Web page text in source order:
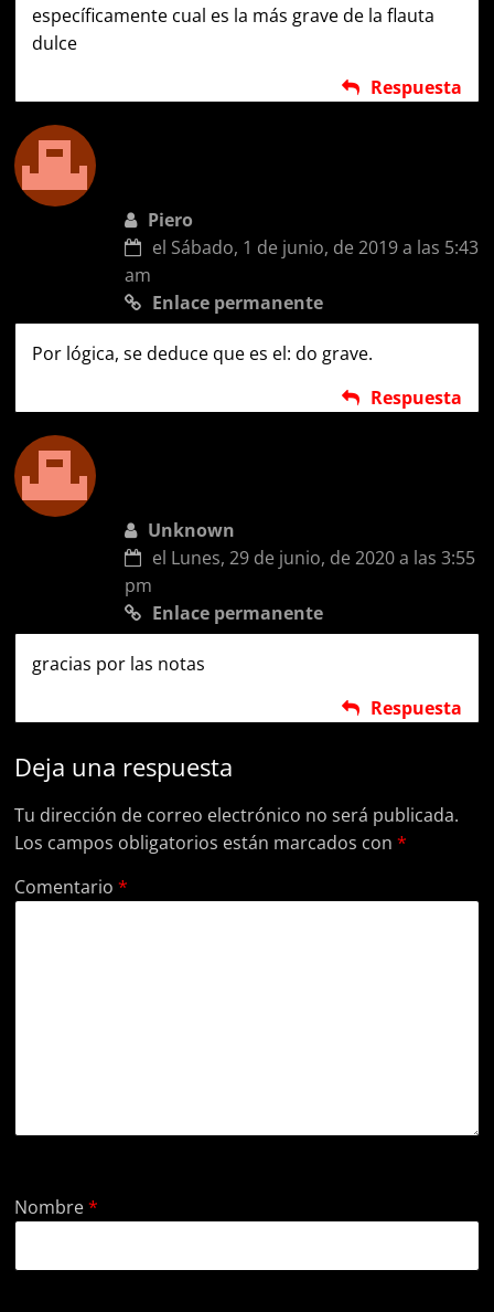
específicamente cual es la más grave de la flauta
dulce
Respuesta
Piero
el Sábado, 1 de junio, de 2019 a las 5:43
am
Enlace permanente
Por lógica, se deduce que es el: do grave.
Respuesta
Unknown
el Lunes, 29 de junio, de 2020 a las 3:55
pm
Enlace permanente
gracias por las notas
Respuesta
Deja una respuesta
Tu dirección de correo electrónico no será publicada.
Los campos obligatorios están marcados con*
Comentario*
Nombre*